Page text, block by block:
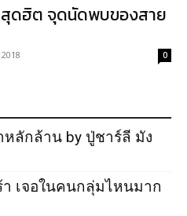
สุดฮิต จุดนัดพบของสาย
0
ลักล้าน by ปู่ชาร์ลี มัง
เจอในคนกลุ่มไหนมาก